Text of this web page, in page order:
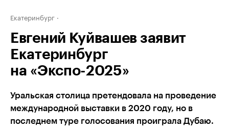
Екатеринбург
Евгений Куйвашев заявит
Екатеринбург
на «Экспо-2025»
Уральская столица претендовала на проведение
международной выставки в 2020 году, но в
последнем туре голосования проиграла Дубаю.